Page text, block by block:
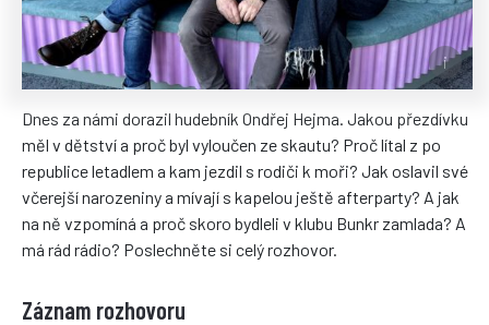
Dnes za námi dorazil hudebník Ondřej Hejma. Jakou přezdívku
měl v dětství a proč byl vyloučen ze skautu? Proč lítal z po
republice letadlem a kam jezdil s rodiči k moři? Jak oslavil své
včerejší narozeniny a mívají s kapelou ještě afterparty? A jak
na ně vzpomíná a proč skoro bydleli v klubu Bunkr zamlada? A
má rád rádio? Poslechněte si celý rozhovor.
Záznam rozhovoru